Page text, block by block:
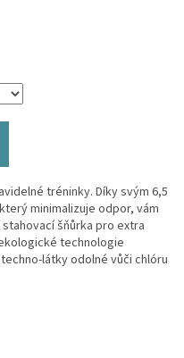
tréninky. Díky svým 6,5
minimalizuje odpor, vám
šňůrka pro extra
technologie
látky odolné vůči chlóru